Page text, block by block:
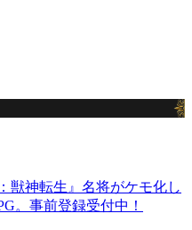
獣神転生』名将がケモ化し
。事前登録受付中！